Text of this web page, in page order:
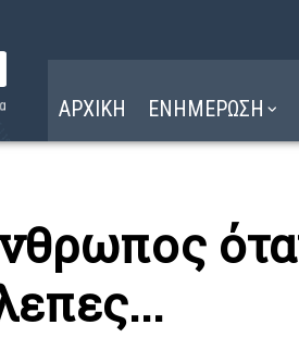
ΑΡΧΙΚΗ ΕΝΗΜΕΡΩΣΗ